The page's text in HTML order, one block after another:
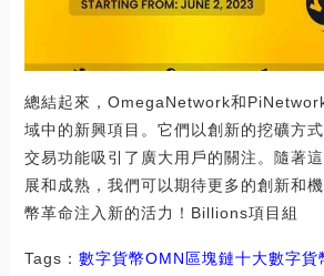
總結起來，OmegaNetwork和
域中的新興項目。它們以創新的挖礦方
交易功能吸引了廣大用戶的關注。隨著
展和成熟，我們可以期待更多的創新和
幣革命注入新的活力！Billions項目組
Tags： 數字貨幣OMN 區塊鏈十大數字貨